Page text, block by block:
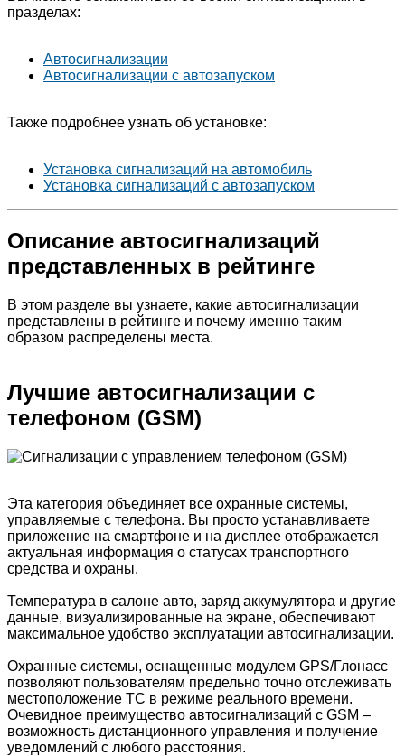
празделах:
Автосигнализации
Автосигнализации с автозапуском
Также подробнее узнать об установке:
Установка сигнализаций на автомобиль
Установка сигнализаций с автозапуском
Описание автосигнализаций
представленных в рейтинге
В этом разделе вы узнаете, какие автосигнализации
представлены в рейтинге и почему именно таким
образом распределены места.
Лучшие автосигнализации с
телефоном (GSM)
Эта категория объединяет все охранные системы,
управляемые с телефона. Вы просто устанавливаете
приложение на смартфоне и на дисплее отображается
актуальная информация о статусах транспортного
средства и охраны.
Температура в салоне авто, заряд аккумулятора и другие
данные, визуализированные на экране, обеспечивают
максимальное удобство эксплуатации автосигнализации.
Охранные системы, оснащенные модулем GPS/Глонасс
позволяют пользователям предельно точно отслеживать
местоположение ТС в режиме реального времени.
Очевидное преимущество автосигнализаций с GSM –
возможность дистанционного управления и получение
уведомлений с любого расстояния.